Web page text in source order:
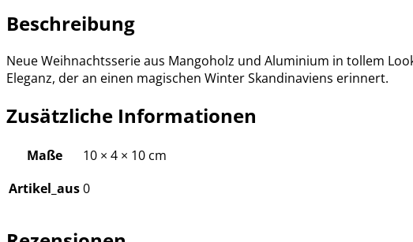
Beschreibung
Neue Weihnachtsserie aus Mangoholz und Aluminium in tollem
Eleganz, der an einen magischen Winter Skandinaviens erinnert.
Zusätzliche Informationen
Maße
10 × 4 × 10 cm
Artikel_aus0